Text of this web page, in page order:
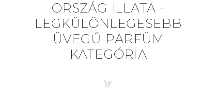
ORSZÁG ILLATA -
LEGKÜLÖNLEGESEBB
ÜVEGŰ PARFÜM
KATEGÓRIA